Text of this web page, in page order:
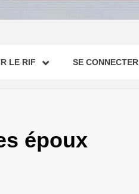
LE RIF SE CONNECTER
époux